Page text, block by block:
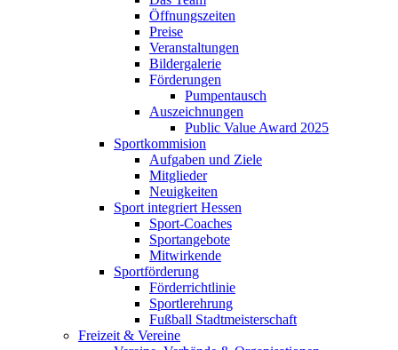
Öffnungszeiten
Preise
Veranstaltungen
Bildergalerie
Förderungen
Pumpentausch
Auszeichnungen
Public Value Award 2025
Sportkommision
Aufgaben und Ziele
Mitglieder
Neuigkeiten
Sport integriert Hessen
Sport-Coaches
Sportangebote
Mitwirkende
Sportförderung
Förderrichtlinie
Sportlerehrung
Fußball Stadtmeisterschaft
Freizeit & Vereine